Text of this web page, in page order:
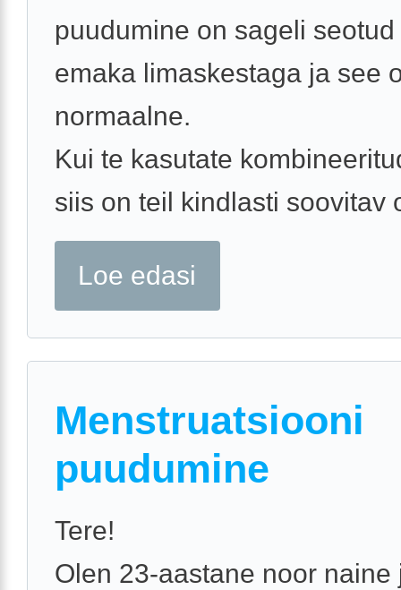
puudumine on sageli
emaka limaskestaga ja see
normaalne.
Kui te kasutate
siis on teil kindlasti soovitav
Loe edasi
Menstruatsiooni
puudumine
Tere!
Olen 23-aastane noor naine